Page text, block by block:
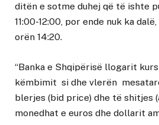
ditën e sotme duhej që të ishte
11:00-12:00, por ende nuk ka
orën 14:20.
“Banka e Shqipërisë llogarit
këmbimit si dhe vlerën
blerjes (bid price) dhe të shitjes
monedhat e euros dhe dollarit